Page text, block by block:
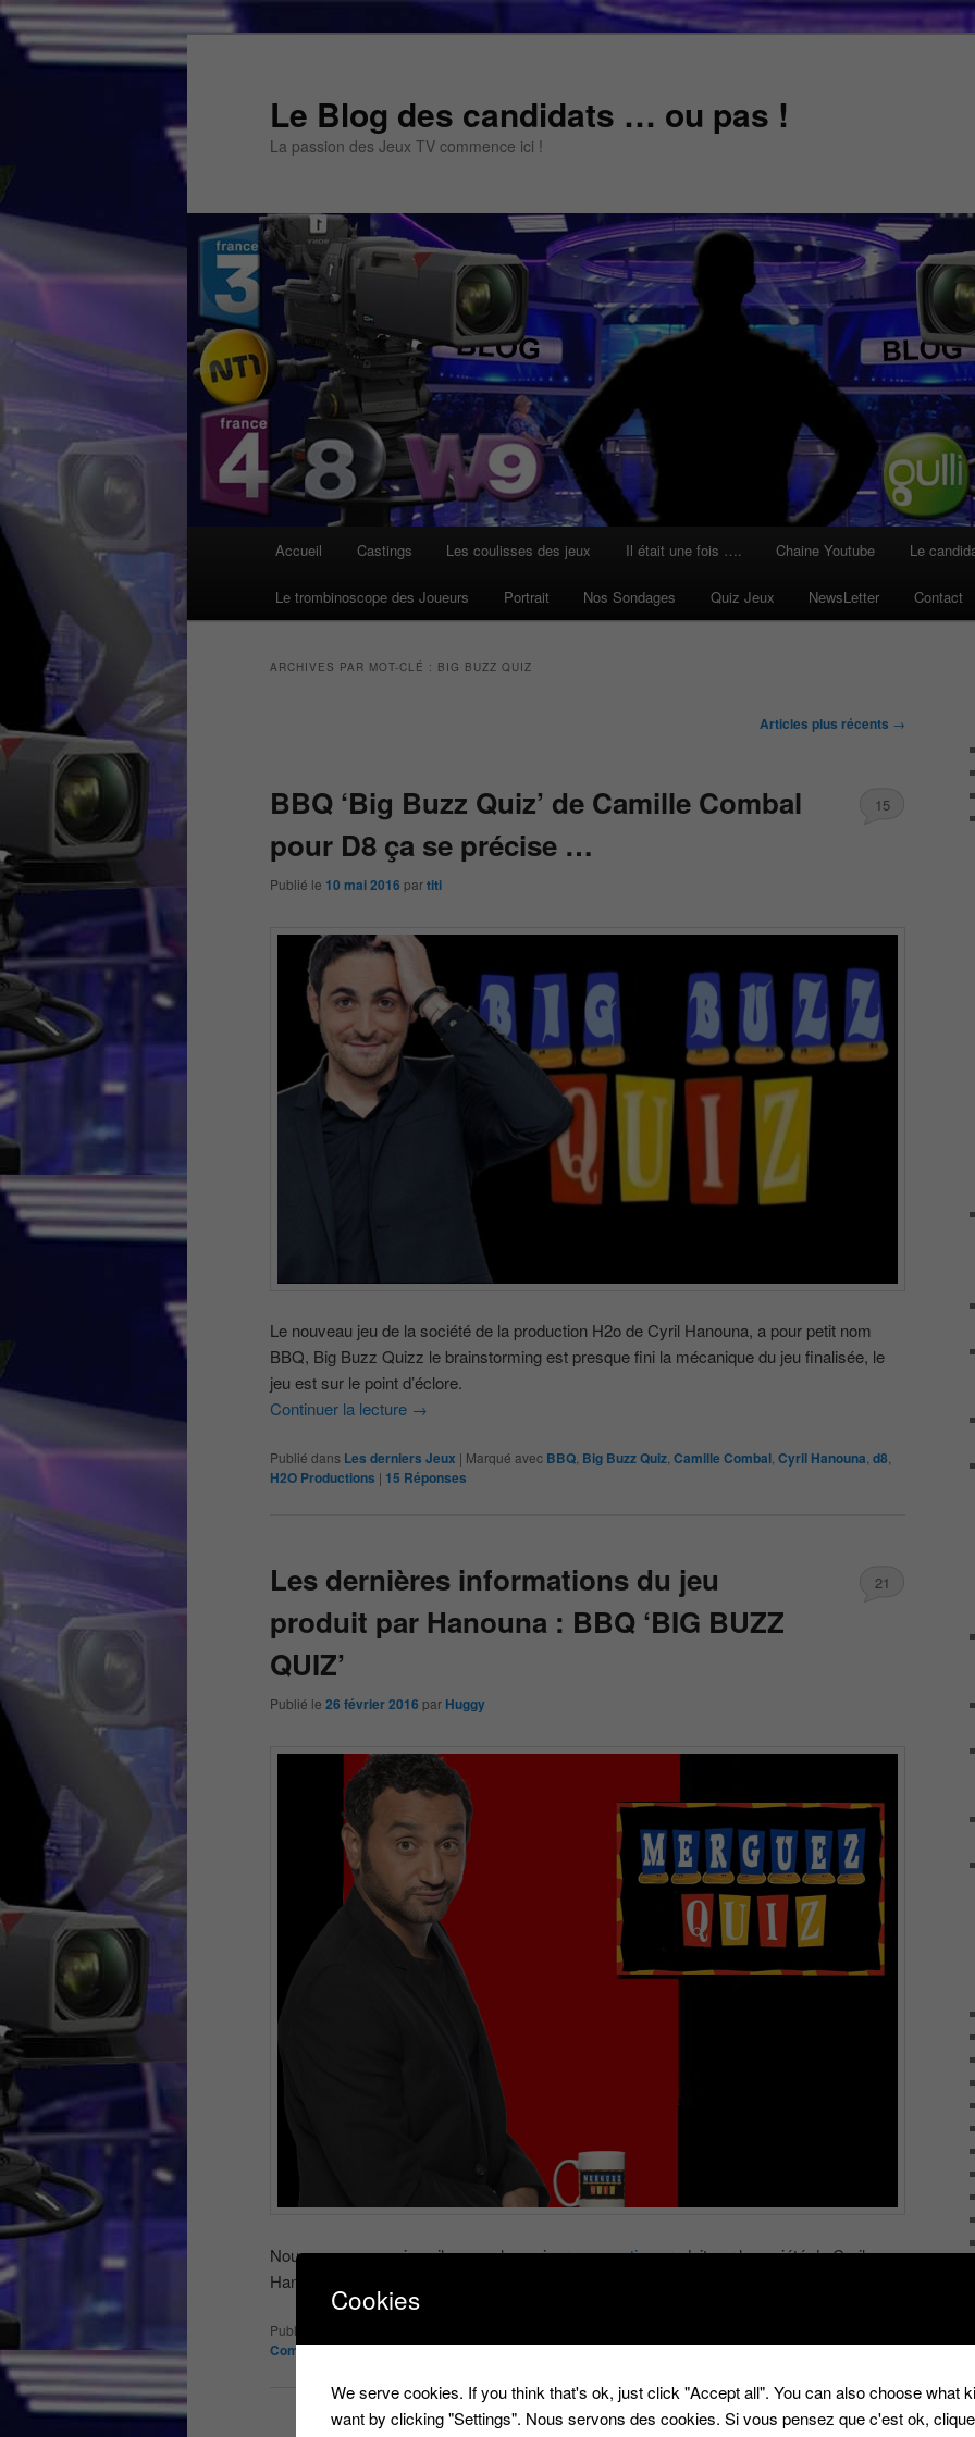
Aller
Aller
Le Blog des candidats … ou pas !
La passion des Jeux TV commence ici !
Accueil Castings Les coulisses des jeux Il était une fois …. Chaine Youtube Le
Le trombinoscope des Joueurs Portrait Nos Sondages Quiz Jeux NewsLetter Contact
ARCHIVES PAR MOT-CLÉ : BIG BUZZ QUIZ
Articles plus récents →
BBQ ‘Big Buzz Quiz’ de Camille Combal
pour D8 ça se précise …
Publié le 10 mai 2016 partiti
15
Le nouveau jeu de la société de la production H2o de Cyril Hanouna, a pour petit nom
BBQ, Big Buzz Quizz le brainstorming est presque fini la mécanique du jeu finalisée, le
jeu est sur le point d’éclore.
Continuer la lecture →
Publié dans Les derniers Jeux | Marqué avec BBQ Big Buzz Quiz Camille Combal Cyril Hanouna d8
H2O Productions | 15 Réponses
Les dernières informations du jeu
produit par Hanouna : BBQ ‘BIG BUZZ
QUIZ’
Publié le 26 février 2016 par Huggy
21
Nous vous annoncions il y a quelques jours uncastingproduit par la société de Cyril
Hanouna.
Publié dans
Combal,casting,Cyril Hanouna|21Réponses
Cookies
We serve cookies. If you think that's ok, just click "Accept all". You can also choose what
want by clicking "Settings". Nous servons des cookies. Si vous pensez que c'est ok,